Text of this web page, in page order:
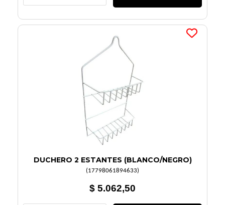
DUCHERO 2 ESTANTES (BLANCO/NEGRO)
(17798061894633)
$ 5.062,50